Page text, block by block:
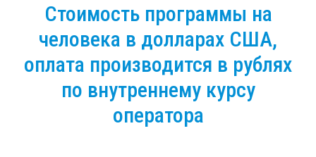
Стоимость программы на
человека в долларах США,
оплата производится в рублях
по внутреннему курсу
оператора